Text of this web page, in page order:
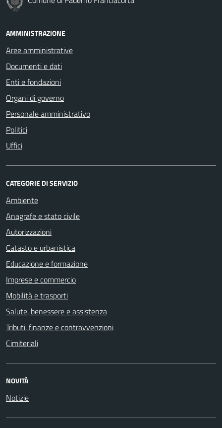
AMMINISTRAZIONE
Aree amministrative
Documenti e dati
Enti e fondazioni
Organi di governo
Personale amministrativo
Politici
Uffici
CATEGORIE DI SERVIZIO
Ambiente
Anagrafe e stato civile
Autorizzazioni
Catasto e urbanistica
Educazione e formazione
Imprese e commercio
Mobilità e trasporti
Salute, benessere e assistenza
Tributi, finanze e contravvenzioni
Cimiteriali
NOVITÀ
Notizie